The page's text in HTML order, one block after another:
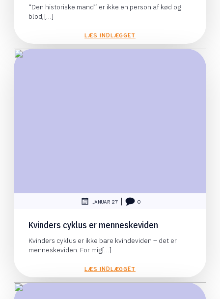
“Den historiske mand” er ikke en person af kød og
blod,[…]
LÆS INDLÆGGET
JANUAR 27 0
Kvinders cyklus er menneskeviden
Kvinders cyklus er ikke bare kvindeviden – det er
menneskeviden. For mig[…]
LÆS INDLÆGGET